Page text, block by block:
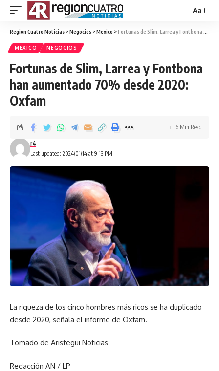
Aa
Region Cuatro Noticias >Negocios >Mexico >Fortunas de Slim, Larrea y Fontbona han aumentado 70% desde 2020: Oxfam
MEXICO NEGOCIOS
Fortunas de Slim, Larrea y Fontbona
han aumentado 70% desde 2020:
Oxfam
Last updated: 2024/01/14 at 9:13 PM
r4
6 Min Read
La riqueza de los cinco hombres más ricos se ha duplicado
desde 2020, señala el informe de Oxfam.
Tomado de Aristegui Noticias
Redacción AN / LP